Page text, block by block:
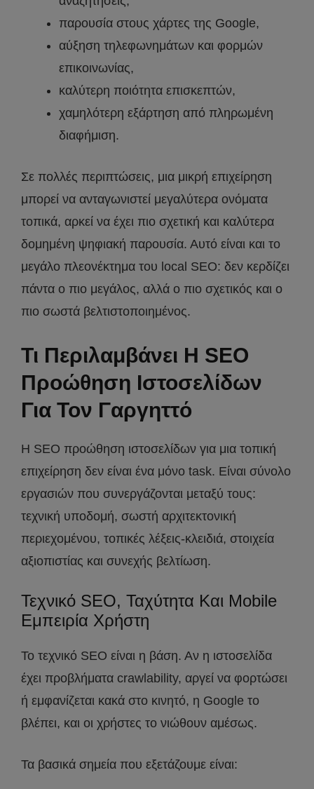
παρουσία στους χάρτες της Google,
αύξηση τηλεφωνημάτων και φορμών
επικοινωνίας,
καλύτερη ποιότητα επισκεπτών,
χαμηλότερη εξάρτηση από πληρωμένη
διαφήμιση.
Σε πολλές περιπτώσεις, μια μικρή επιχείρηση
μπορεί να ανταγωνιστεί μεγαλύτερα ονόματα
τοπικά, αρκεί να έχει πιο σχετική και καλύτερα
δομημένη ψηφιακή παρουσία. Αυτό είναι και το
μεγάλο πλεονέκτημα του local SEO: δεν κερδίζει
πάντα ο πιο μεγάλος, αλλά ο πιο σχετικός και ο
πιο σωστά βελτιστοποιημένος.
Τι Περιλαμβάνει Η SEO
Προώθηση Ιστοσελίδων
Για Τον Γαργηττό
Η SEO προώθηση ιστοσελίδων για μια τοπική
επιχείρηση δεν είναι ένα μόνο task. Είναι σύνολο
εργασιών που συνεργάζονται μεταξύ τους:
τεχνική υποδομή, σωστή αρχιτεκτονική
περιεχομένου, τοπικές λέξεις-κλειδιά, στοιχεία
αξιοπιστίας και συνεχής βελτίωση.
Τεχνικό SEO, Ταχύτητα Και Mobile
Εμπειρία Χρήστη
Το τεχνικό SEO είναι η βάση. Αν η ιστοσελίδα
έχει προβλήματα crawlability, αργεί να φορτώσει
ή εμφανίζεται κακά στο κινητό, η Google το
βλέπει, και οι χρήστες το νιώθουν αμέσως.
Τα βασικά σημεία που εξετάζουμε είναι: